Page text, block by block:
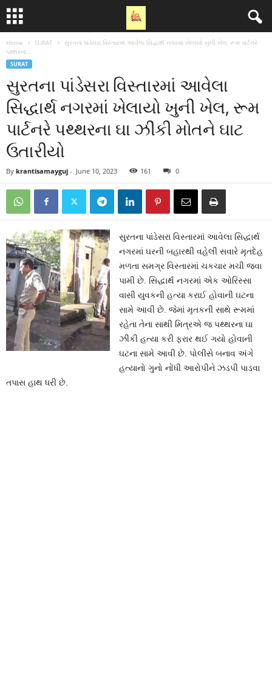
Home SURAT
સુરતના પાંડેસરા વિસ્તારમાં આવેલા સિદ્ધાર્થ નગરમાં ખેલાયો ખુની ખેલ, રૂમ પાર્ટનરે
પથ્થરના...
SURAT
સુરતના પાંડેસરા વિસ્તારમાં આવેલા
સિદ્ધાર્થ નગરમાં ખેલાયો ખુની ખેલ, રૂમ
પાર્ટનરે પથ્થરના ઘા ઝીંકી મોતને ઘાટ
ઉતારીયો
By krantisamayguj - June 10, 2023 161 0
સુરતના પાંડેસરા વિસ્તારમાં આવેલા સિદ્ધાર્થ
નગરમાં ઘરની બહારથી વહેલી સવારે મૃતદેહ
મળતા સમગ્ર વિસ્તારમાં ચકચાર મચી જવા
પામી છે. સિદ્ધાર્થ નગરમાં એક ઓરિસ્સા
વાસી યુવકની હત્યા કરાઈ હોવાની ઘટના
સામે આવી છે. જેમાં મૃતકની સાથે રૂમમાં
રહેતા તેના સાથી મિત્રએ જ પથ્થરના ઘા
ઝીંકી હત્યા કરી ફરાર થઈ ગયો હોવાની
ઘટના સામે આવી છે. પોલીસે બનાવ અંગે
હત્યાનો ગુનો નોંધી આરોપીને ઝડપી પાડવા
તપાસ હાથ ધરી છે.